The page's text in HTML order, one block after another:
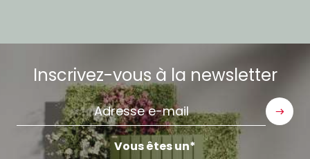
Inscrivez-vous à la newsletter
Adresse
e-
mail
Vous êtes un